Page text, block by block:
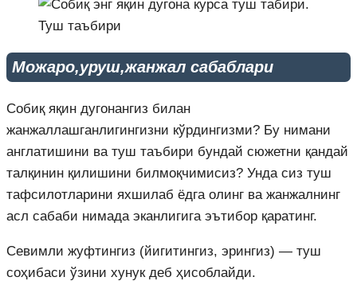
Можаро,уруш,жанжал сабаблари
Собиқ яқин дугонангиз билан
жанжаллашганлигингизни кўрдингизми? Бу нимани
англатишини ва туш таъбири бундай сюжетни қандай
талқинин қилишини билмоқчимисиз? Унда сиз туш
тафсилотларини яхшилаб ёдга олинг ва жанжалнинг
асл сабаби нимада эканлигига эътибор қаратинг.
Севимли жуфтингиз (йигитингиз, эрингиз) — туш
соҳибаси ўзини хунук деб ҳисоблайди.